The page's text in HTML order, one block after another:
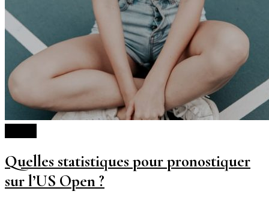
Quelles statistiques pour pronostiquer
sur l’US Open ?